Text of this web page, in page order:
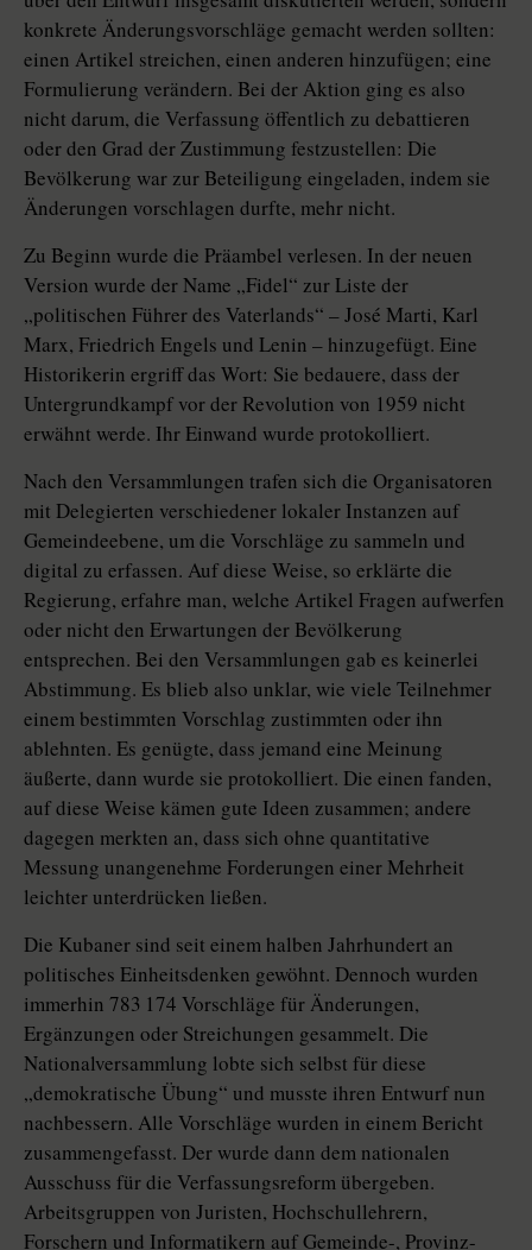
konkrete Änderungsvorschläge gemacht werden sollten:
einen Artikel streichen, einen anderen hinzufügen; eine
Formulierung verändern. Bei der Aktion ging es also
nicht darum, die Verfassung öffentlich zu debattieren
oder den Grad der Zustimmung festzustellen: Die
Bevölkerung war zur Beteiligung eingeladen, indem sie
Änderungen vorschlagen durfte, mehr nicht.
Zu Beginn wurde die Präambel verlesen. In der neuen
Version wurde der Name „Fidel“ zur Liste der
„politischen Führer des Vaterlands“ – José Marti, Karl
Marx, Friedrich Engels und Lenin – hinzugefügt. Eine
Historikerin ergriff das Wort: Sie bedauere, dass der
Untergrundkampf vor der Revolution von 1959 nicht
erwähnt werde. Ihr Einwand wurde protokolliert.
Nach den Versammlungen trafen sich die Organisatoren
mit Delegierten verschiedener lokaler Instanzen auf
Gemeindeebene, um die Vorschläge zu sammeln und
digital zu erfassen. Auf diese Weise, so erklärte die
Regierung, erfahre man, welche Artikel Fragen aufwerfen
oder nicht den Erwartungen der Bevölkerung
entsprechen. Bei den Versammlungen gab es keinerlei
Abstimmung. Es blieb also unklar, wie viele Teilnehmer
einem bestimmten Vorschlag zustimmten oder ihn
ablehnten. Es genügte, dass jemand eine Meinung
äußerte, dann wurde sie protokolliert. Die einen fanden,
auf diese Weise kämen gute Ideen zusammen; andere
dagegen merkten an, dass sich ohne quantitative
Messung unangenehme Forderungen einer Mehrheit
leichter unterdrücken ließen.
Die Kubaner sind seit einem halben Jahrhundert an
politisches Einheitsdenken gewöhnt. Dennoch wurden
immerhin 783 174 Vorschläge für Änderungen,
Ergänzungen oder Streichungen gesammelt. Die
Nationalversammlung lobte sich selbst für diese
„demokratische Übung“ und musste ihren Entwurf nun
nachbessern. Alle Vorschläge wurden in einem Bericht
zusammengefasst. Der wurde dann dem nationalen
Ausschuss für die Verfassungsreform übergeben.
Arbeitsgruppen von Juristen, Hochschullehrern,
Forschern und Informatikern auf Gemeinde-, Provinz-